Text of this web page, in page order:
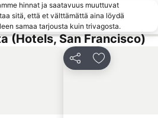
hinnat ja saatavuus muuttuvat
sitä, että et välttämättä aina löydä
samaa tarjousta kuin trivagosta.
(Hotels, San Francisco)
Jaa Lisää